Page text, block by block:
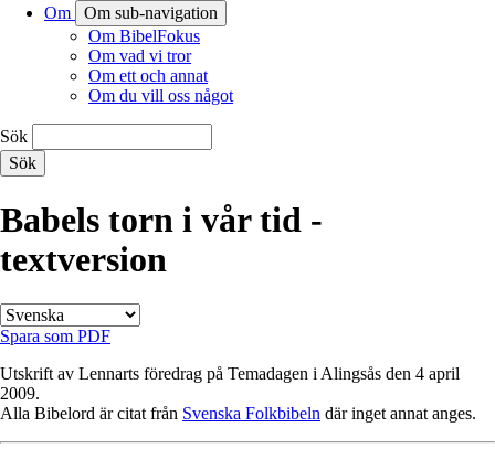
Om
Om sub-navigation
Om BibelFokus
Om vad vi tror
Om ett och annat
Om du vill oss något
Sök
Babels torn i vår tid -
textversion
Spara som PDF
Utskrift av Lennarts föredrag på Temadagen i Alingsås den 4 april
2009.
Alla Bibelord är citat från Svenska Folkbibeln där inget annat anges.